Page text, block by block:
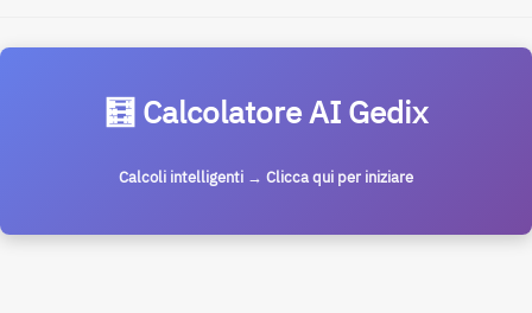
🧮 Calcolatore AI Gedix
Calcoli intelligenti → Clicca qui per iniziare